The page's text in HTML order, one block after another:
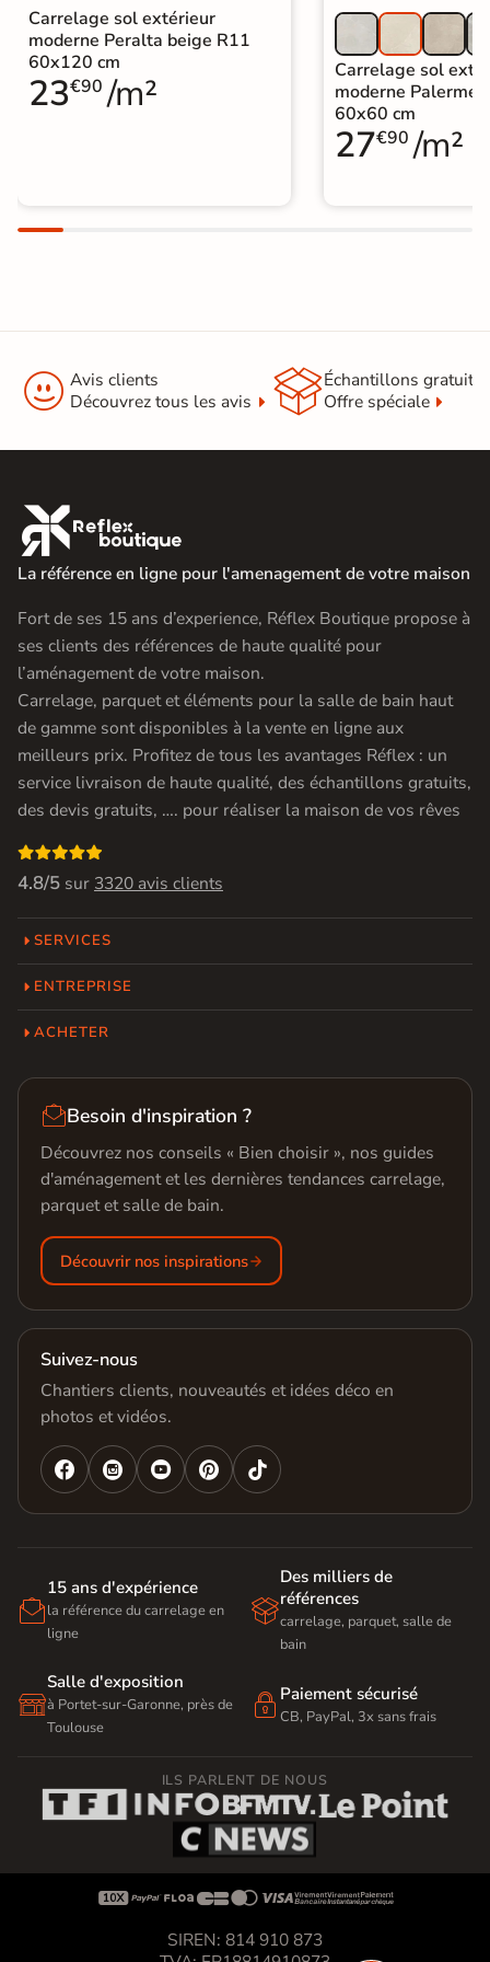
Carrelage sol extérieur
moderne Peralta beige R11
60x120 cm
23€90 /m²
Carrelage sol
moderne Palerme
60x60 cm
27€90 /m²
 Avis clients
Découvrez tous les avis
Échantillons gratuit
Offre spéciale

La référence en ligne pour l'amenagement de votre maison
Fort de ses 15 ans d’experience, Réflex Boutique propose à
ses clients des références de haute qualité pour
l’aménagement de votre maison.
Carrelage, parquet et éléments pour la salle de bain haut
de gamme sont disponibles à la vente en ligne aux
meilleurs prix. Profitez de tous les avantages Réflex : un
service livraison de haute qualité, des échantillons gratuits,
des devis gratuits, …. pour réaliser la maison de vos rêves

4.8/5 sur 3320 avis clients
SERVICES
ENTREPRISE
ACHETER
Besoin d'inspiration ?
Découvrez nos conseils « Bien choisir », nos guides
d'aménagement et les dernières tendances carrelage,
parquet et salle de bain.
Découvrir nos inspirations
Suivez-nous
Chantiers clients, nouveautés et idées déco en
photos et vidéos.
   

15 ans d'expérience
la référence du carrelage en
ligne

Des milliers de
références
carrelage, parquet, salle de
bain

Salle d'exposition
à Portet-sur-Garonne, près de
Toulouse
 Paiement sécurisé
CB, PayPal, 3x sans frais
ILS PARLENT DE NOUS

SIREN: 814 910 873